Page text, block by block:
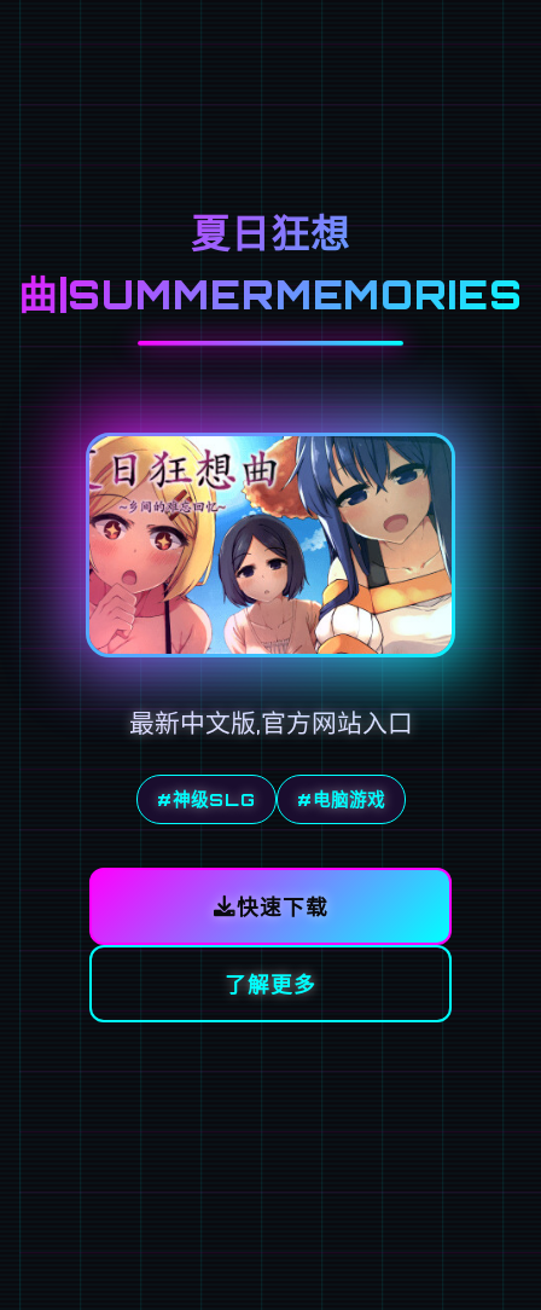
夏日狂想
曲|SUMMERMEMORIES
最新中文版,官方网站入口
#神级SLG #电脑游戏
快速下载
了解更多